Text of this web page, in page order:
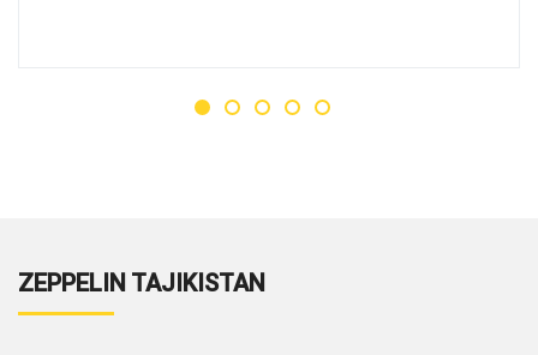
ZEPPELIN TAJIKISTAN